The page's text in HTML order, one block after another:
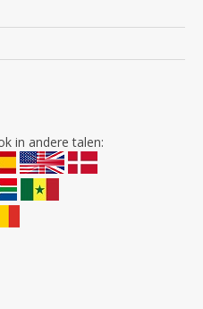
in andere talen: